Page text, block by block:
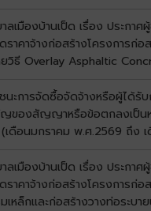
ลเมืองบ้านเป็ด เรื่อง ประกาศ
ราคาจ้างก่อสร้างโครงการก่อ
วิธี Overlay Asphaltic
จังหวัดขอนแก่น ด้วยวิธีประก
bidding)
นะการจัดซื้อจัดจ้างหรือผู้ได้รั
ญของสัญญาหรือข้อตกลงเป็น
เดือนมกราคม พ.ศ.2569 ถึง
ลเมืองบ้านเป็ด เรื่อง ประกาศ
ราคาจ้างก่อสร้างโครงการก่อ
เหล็กและก่อสร้างวางท่อระบา